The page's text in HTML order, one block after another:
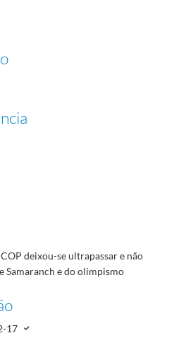
deixou-se ultrapassar e não
Samaranch e do olimpismo
17